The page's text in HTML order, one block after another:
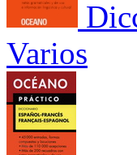
Varios